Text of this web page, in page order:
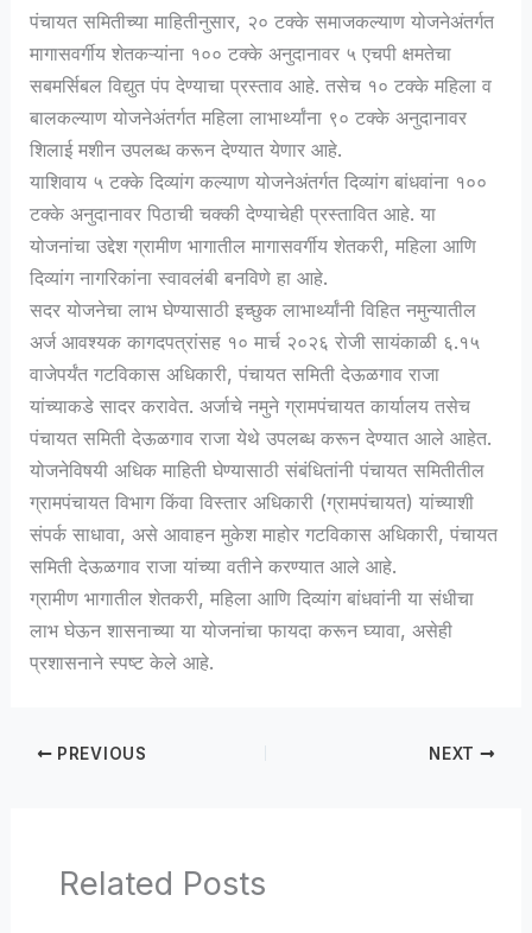
पंचायत समितीच्या माहितीनुसार, २० टक्के समाजकल्याण योजनेअंतर्गत
मागासवर्गीय शेतकऱ्यांना १०० टक्के अनुदानावर ५ एचपी क्षमतेचा
सबमर्सिबल विद्युत पंप देण्याचा प्रस्ताव आहे. तसेच १० टक्के महिला व
बालकल्याण योजनेअंतर्गत महिला लाभार्थ्यांना ९० टक्के अनुदानावर
शिलाई मशीन उपलब्ध करून देण्यात येणार आहे.
याशिवाय ५ टक्के दिव्यांग कल्याण योजनेअंतर्गत दिव्यांग बांधवांना १००
टक्के अनुदानावर पिठाची चक्की देण्याचेही प्रस्तावित आहे. या
योजनांचा उद्देश ग्रामीण भागातील मागासवर्गीय शेतकरी, महिला आणि
दिव्यांग नागरिकांना स्वावलंबी बनविणे हा आहे.
सदर योजनेचा लाभ घेण्यासाठी इच्छुक लाभार्थ्यांनी विहित नमुन्यातील
अर्ज आवश्यक कागदपत्रांसह १० मार्च २०२६ रोजी सायंकाळी ६.१५
वाजेपर्यंत गटविकास अधिकारी, पंचायत समिती देऊळगाव राजा
यांच्याकडे सादर करावेत. अर्जाचे नमुने ग्रामपंचायत कार्यालय तसेच
पंचायत समिती देऊळगाव राजा येथे उपलब्ध करून देण्यात आले आहेत.
योजनेविषयी अधिक माहिती घेण्यासाठी संबंधितांनी पंचायत समितीतील
ग्रामपंचायत विभाग किंवा विस्तार अधिकारी (ग्रामपंचायत) यांच्याशी
संपर्क साधावा, असे आवाहन मुकेश माहोर गटविकास अधिकारी, पंचायत
समिती देऊळगाव राजा यांच्या वतीने करण्यात आले आहे.
ग्रामीण भागातील शेतकरी, महिला आणि दिव्यांग बांधवांनी या संधीचा
लाभ घेऊन शासनाच्या या योजनांचा फायदा करून घ्यावा, असेही
प्रशासनाने स्पष्ट केले आहे.
PREVIOUS NEXT
Related Posts